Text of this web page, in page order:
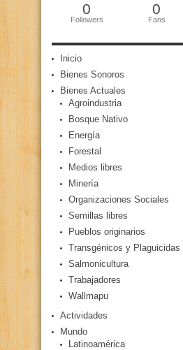
0
Followers
0
Fans
Inicio
Bienes Sonoros
Bienes Actuales
Agroindustria
Bosque Nativo
Energía
Forestal
Medios libres
Minería
Organizaciones Sociales
Semillas libres
Pueblos originarios
Transgénicos y Plaguicidas
Salmonicultura
Trabajadores
Wallmapu
Actividades
Mundo
Latinoamérica